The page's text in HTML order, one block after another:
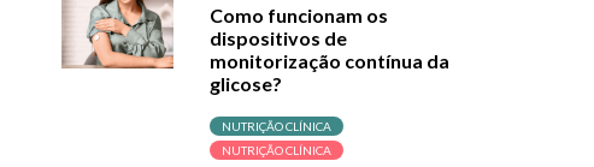
alimentos em pedaços menores e
os empurram para o intestino
delgado para continuar a
digestão. Porém, quando se […]
Como funcionam os
dispositivos de
monitorização contínua da
glicose?
NUTRIÇÃO CLÍNICA
NUTRIÇÃO CLÍNICA